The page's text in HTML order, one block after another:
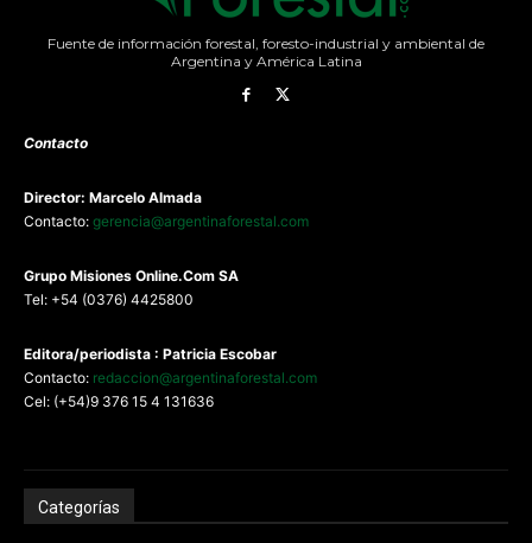
Fuente de información forestal, foresto-industrial y ambiental de
Argentina y América Latina
Contacto
Director: Marcelo Almada
Contacto: gerencia@argentinaforestal.com
Grupo Misiones Online.Com SA
Tel: +54 (0376) 4425800
Editora/periodista : Patricia Escobar
Contacto: redaccion@argentinaforestal.com
Cel: (+54)9 376 15 4 131636
Categorías